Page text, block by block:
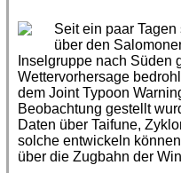
Seit ein paar
über den
Inselgruppe nach Süden
Wettervorhersage
dem Joint Typoon
Beobachtung gestellt
Daten über Taifune,
solche entwickeln
über die Zugbahn der